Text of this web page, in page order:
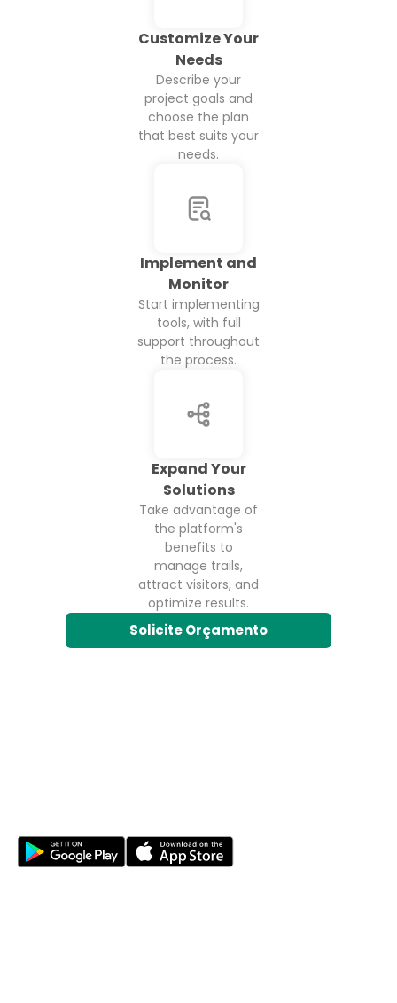
Customize Your
Needs
Describe your
project goals and
choose the plan
that best suits your
needs.
Implement and
Monitor
Start implementing
tools, with full
support throughout
the process.
Expand Your
Solutions
Take advantage of
the platform's
benefits to
manage trails,
attract visitors, and
optimize results.
Solicite Orçamento